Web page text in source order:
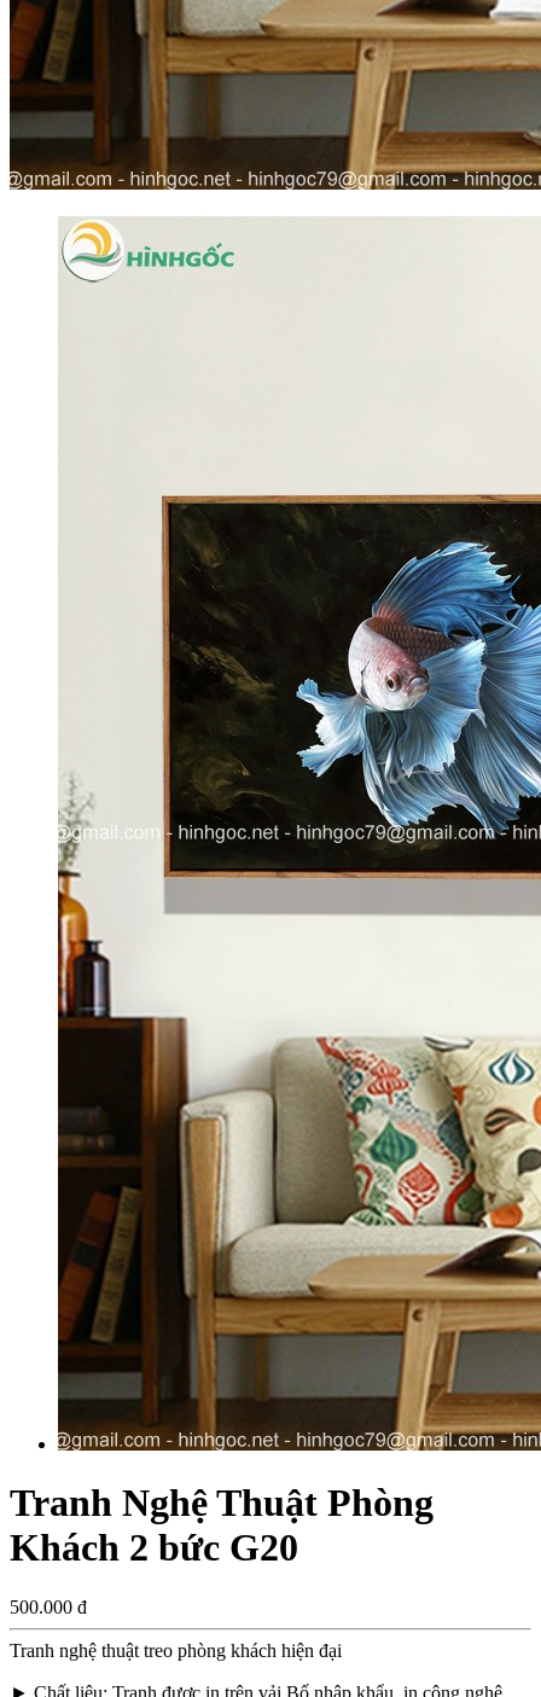
Tranh Nghệ Thuật Phòng
Khách 2 bức G20
500.000 đ
Tranh nghệ thuật treo phòng khách hiện đại
Chất liệu: Tranh được in trên vải Bố nhập khẩu, in công nghệ